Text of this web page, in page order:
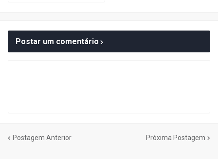
Postar um comentário
Postagem Anterior Próxima Postagem